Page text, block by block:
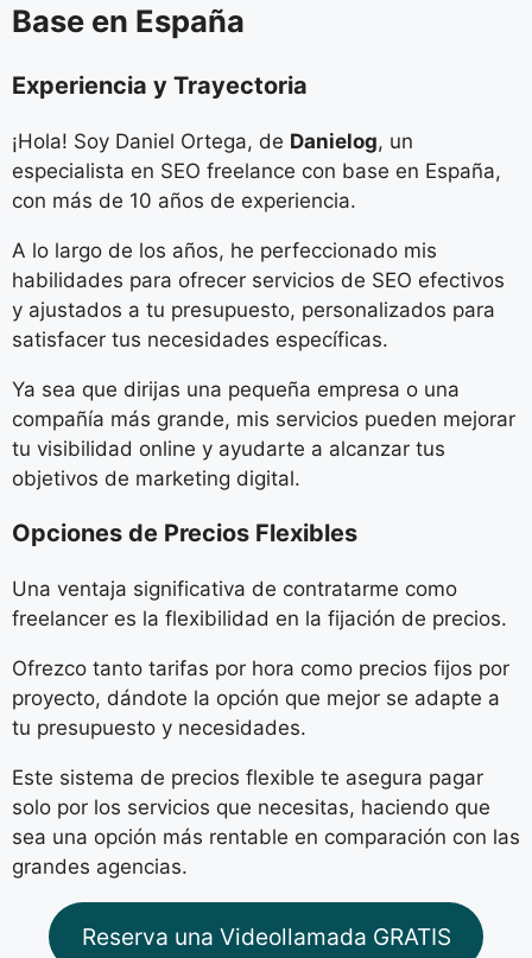
Base en España
Experiencia y Trayectoria
¡Hola! Soy Daniel Ortega, de Danielog, un
especialista en SEO freelance con base en España,
con más de 10 años de experiencia.
A lo largo de los años, he perfeccionado mis
habilidades para ofrecer servicios de SEO efectivos
y ajustados a tu presupuesto, personalizados para
satisfacer tus necesidades específicas.
Ya sea que dirijas una pequeña empresa o una
compañía más grande, mis servicios pueden mejorar
tu visibilidad online y ayudarte a alcanzar tus
objetivos de marketing digital.
Opciones de Precios Flexibles
Una ventaja significativa de contratarme como
freelancer es la flexibilidad en la fijación de precios.
Ofrezco tanto tarifas por hora como precios fijos por
proyecto, dándote la opción que mejor se adapte a
tu presupuesto y necesidades.
Este sistema de precios flexible te asegura pagar
solo por los servicios que necesitas, haciendo que
sea una opción más rentable en comparación con las
grandes agencias.
Reserva una Videollamada GRATIS